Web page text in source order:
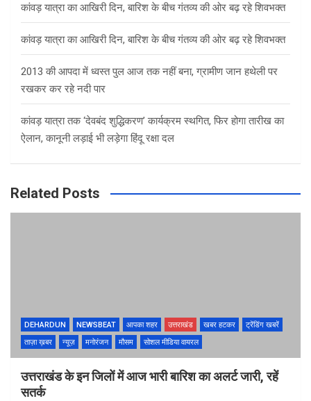
कांवड़ यात्रा का आखिरी दिन, बारिश के बीच गंतव्य की ओर बढ़ रहे शिवभक्त
कांवड़ यात्रा का आखिरी दिन, बारिश के बीच गंतव्य की ओर बढ़ रहे शिवभक्त
2013 की आपदा में ध्वस्त पुल आज तक नहीं बना, ग्रामीण जान हथेली पर
रखकर कर रहे नदी पार
कांवड़ यात्रा तक ‘देवबंद शुद्धिकरण’ कार्यक्रम स्थगित, फिर होगा तारीख का
ऐलान, कानूनी लड़ाई भी लड़ेगा हिंदू रक्षा दल
Related Posts
DEHARDUN NEWSBEAT आपका शहर उत्तराखंड खबर हटकर
ट्रेंडिंग खबरें
ताज़ा ख़बर
न्यूज़ मनोरंजन मौसम सोशल मीडिया वायरल
उत्तराखंड के इन जिलों में आज भारी बारिश का अलर्ट जारी, रहें
सतर्क